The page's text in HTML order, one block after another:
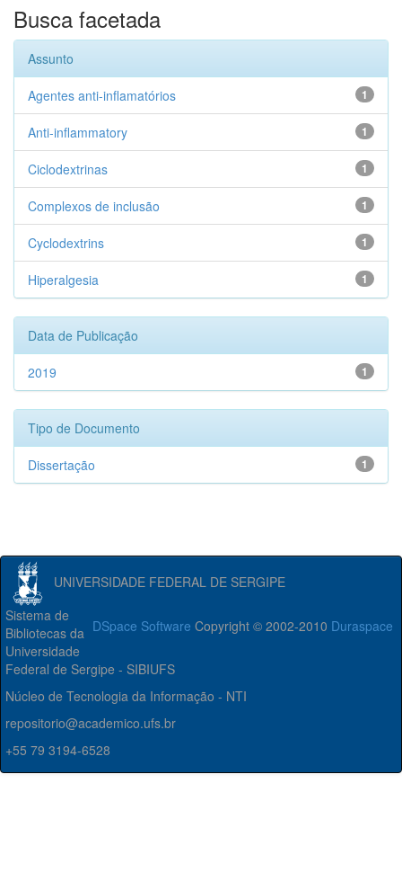
Busca facetada
Assunto
1
Agentes anti-inflamatórios
1
Anti-inflammatory
1
Ciclodextrinas
1
Complexos de inclusão
1
Cyclodextrins
1
Hiperalgesia
Data de Publicação
1
2019
Tipo de Documento
1
Dissertação
UNIVERSIDADE FEDERAL DE SERGIPE
DSpace Software Copyright © 2002-2010 Duraspace
Sistema de
Bibliotecas da
Universidade
Federal de Sergipe - SIBIUFS
Núcleo de Tecnologia da Informação - NTI
repositorio@academico.ufs.br
+55 79 3194-6528